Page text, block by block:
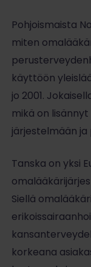
Pohjoismaista
miten
käyttöön
jo 2001.
mikä on
järjestelmään
Tanska on yksi
Siellä
korkeana